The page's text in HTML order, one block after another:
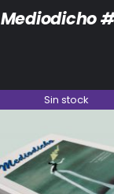
Mediodicho
Sin stock